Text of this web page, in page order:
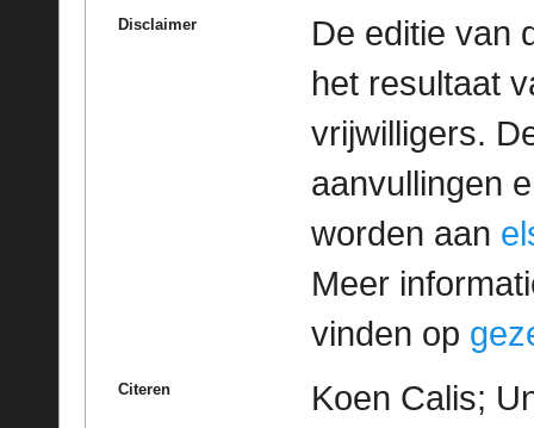
Disclaimer
De editie van
het resultaat
vrijwilligers.
aanvullingen
worden aan
Meer
vinden op
Citeren
Koen Calis;